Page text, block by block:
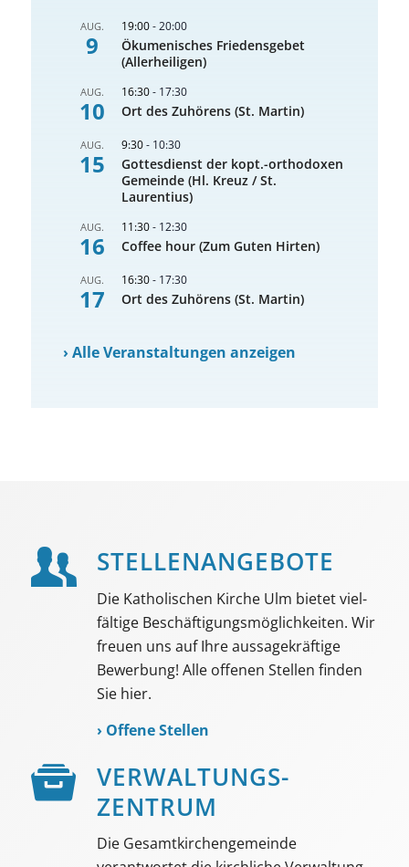
AUG.
9
19:00-20:00
Ökumenisches Friedensgebet
(Allerheiligen)
AUG.
10
16:30- 17:30
Ort des Zuhörens (St. Martin)
AUG.
15
9:30- 10:30
Gottesdienst der kopt.-orthodoxen
Gemeinde (Hl. Kreuz / St.
Laurentius)
AUG.
16
11:30- 12:30
Coffee hour (Zum Guten Hirten)
AUG.
17
16:30- 17:30
Ort des Zuhörens (St. Martin)
›Alle Veranstaltungen anzeigen
STELLEN­ANGEBOTE
Die Katholischen Kirche Ulm bietet viel­
fältige Beschäf­tigungs­möglich­keiten. Wir
freuen uns auf Ihre aussage­kräftige
Bewerbung! Alle offenen Stellen finden
Sie hier.
› Offene Stellen
VER­WALTUNGS­­
ZENTRUM
Die Gesamtkirchengemeinde